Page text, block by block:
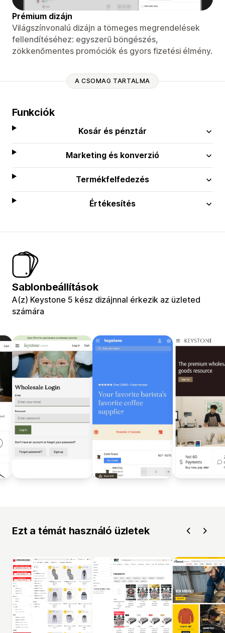
Prémium dizájn
Világszínvonalú dizájn a tömeges megrendelések
fellendítéséhez: egyszerű böngészés,
zökkenőmentes promóciók és gyors fizetési élmény.
A CSOMAG TARTALMA
Funkciók
Kosár és pénztár
Marketing és konverzió
Termékfelfedezés
Értékesítés
Sablonbeállítások
A(z) Keystone 5 kész dizájnnal érkezik az üzleted
számára
Ezt a témát használó üzletek